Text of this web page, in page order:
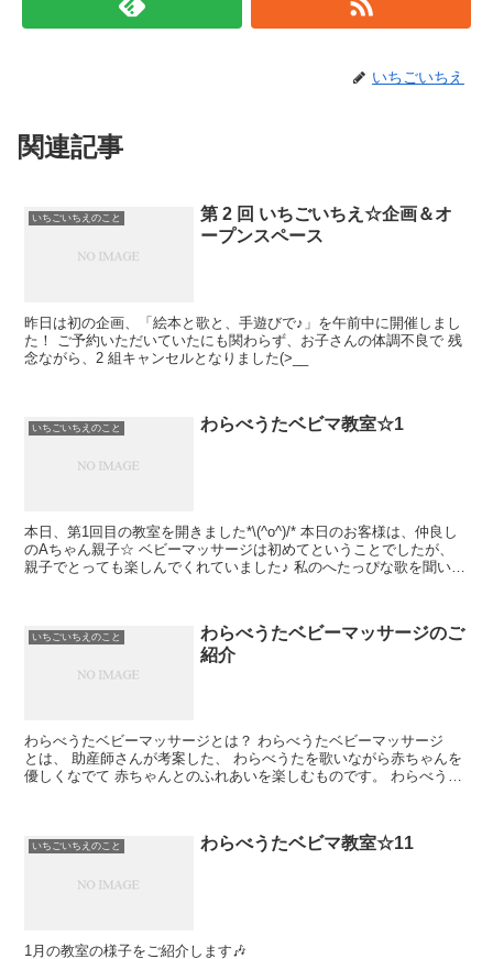
いちごいちえ
関連記事
いちごいちえのこと
第 2 回 いちごいちえ☆企画＆オ
ープンスペース
昨日は初の企画、「絵本と歌と、手遊びで♪」を午前中に開催しまし
た！ ご予約いただいていたにも関わらず、お子さんの体調不良で 残
念ながら、2 組キャンセルとなりました(>__
いちごいちえのこと わらべうたベビマ教室☆1
本日、第1回目の教室を開きました*\(^o^)/* 本日のお客様は、仲良し
のAちゃん親子☆ ベビーマッサージは初めてということでしたが、
親子でとっても楽しんでくれていました♪ 私のへたっぴな歌を聞い
いちごいちえのこと
わらべうたベビーマッサージのご
紹介
わらべうたベビーマッサージとは？ わらべうたベビーマッサージ
とは、 助産師さんが考案した、 わらべうたを歌いながら赤ちゃんを
優しくなでて 赤ちゃんとのふれあいを楽しむものです。 わらべうた
いちごいちえのこと わらべうたベビマ教室☆11
1月の教室の様子をご紹介します🎶